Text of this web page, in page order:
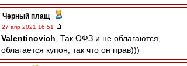
Черный плащ -
27 апр 2021 16:51
Valentinovich , Так ОФЗ и не облагаются,
облагается купон, так что он прав)))